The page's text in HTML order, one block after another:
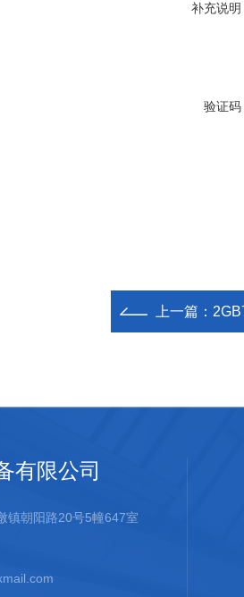
补充说明
验证码
上一篇：
有限公司
镇朝阳路20号5幢647室